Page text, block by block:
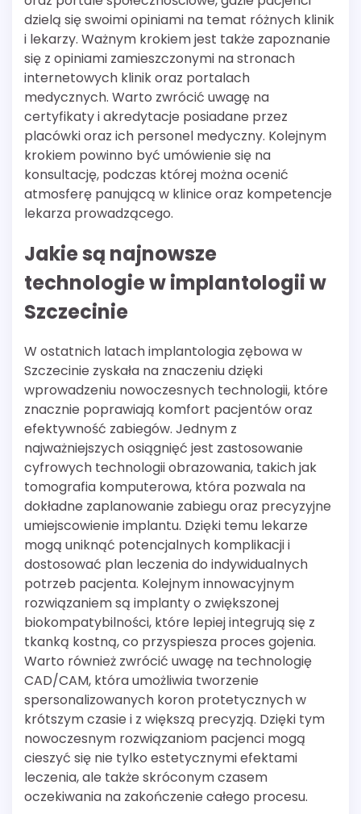
dzielą się swoimi opiniami na temat różnych klinik
i lekarzy. Ważnym krokiem jest także zapoznanie
się z opiniami zamieszczonymi na stronach
internetowych klinik oraz portalach
medycznych. Warto zwrócić uwagę na
certyfikaty i akredytacje posiadane przez
placówki oraz ich personel medyczny. Kolejnym
krokiem powinno być umówienie się na
konsultację, podczas której można ocenić
atmosferę panującą w klinice oraz kompetencje
lekarza prowadzącego.
Jakie są najnowsze
technologie w implantologii w
Szczecinie
W ostatnich latach implantologia zębowa w
Szczecinie zyskała na znaczeniu dzięki
wprowadzeniu nowoczesnych technologii, które
znacznie poprawiają komfort pacjentów oraz
efektywność zabiegów. Jednym z
najważniejszych osiągnięć jest zastosowanie
cyfrowych technologii obrazowania, takich jak
tomografia komputerowa, która pozwala na
dokładne zaplanowanie zabiegu oraz precyzyjne
umiejscowienie implantu. Dzięki temu lekarze
mogą uniknąć potencjalnych komplikacji i
dostosować plan leczenia do indywidualnych
potrzeb pacjenta. Kolejnym innowacyjnym
rozwiązaniem są implanty o zwiększonej
biokompatybilności, które lepiej integrują się z
tkanką kostną, co przyspiesza proces gojenia.
Warto również zwrócić uwagę na technologię
CAD/CAM, która umożliwia tworzenie
spersonalizowanych koron protetycznych w
krótszym czasie i z większą precyzją. Dzięki tym
nowoczesnym rozwiązaniom pacjenci mogą
cieszyć się nie tylko estetycznymi efektami
leczenia, ale także skróconym czasem
oczekiwania na zakończenie całego procesu.